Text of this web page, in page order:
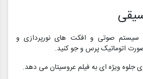
سیستم صوتی و افکت های نورپردازی و
اتوماتیک پرس و جو کنید.
جلوه ویژه ای به فیلم عروسیتان می دهد.